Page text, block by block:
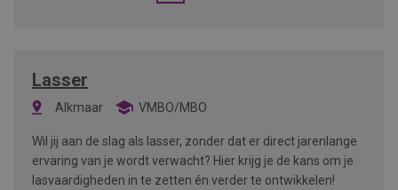
Lasser
Alkmaar VMBO/MBO
Wil jij aan de slag als lasser, zonder dat er direct jarenlange
ervaring van je wordt verwacht? Hier krijg je de kans om je
lasvaardigheden in te zetten én verder te ontwikkelen!